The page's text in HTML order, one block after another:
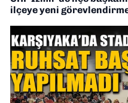
ilçeye yeni